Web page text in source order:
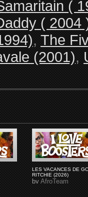
(
( 2004
,The
(2001),
LES VACANCES DE
RITCHIE (2026)
byAfroTeam